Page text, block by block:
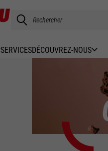
SERVICESDÉCOUVREZ-NOUS